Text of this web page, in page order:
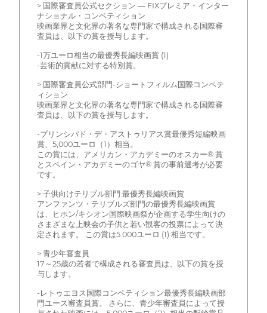
> 国際審査員公式セクション — FIXプレミア・インター
ナショナル・コンペティション
映画業界と文化界の著名な専門家で構成される国際審
査員は、以下の賞を授与します。
-1万ユーロ相当の最優秀長編映画賞 (1)
-芸術的貢献に対する特別賞。
> 国際審査員公式部門-ショートフィルム国際コンペテ
ィション
映画業界と文化界の著名な専門家で構成される国際審
査員は、以下の賞を授与します。
-プリンシパド・デ・アストゥリアス賞最優秀短編映画
賞、5,000ユーロ（1）相当。
この賞には、アメリカン・アカデミーのオスカー® 賞
とスペイン・アカデミーのゴヤ® 賞の事前選考が必要
です。
> 子供向けテリブル部門 最優秀長編映画賞
アンファンツ・テリブルズ部門の最優秀長編映画賞
は、ヒホン/キシオン国際映画祭が企画する学生向けの
さまざまな上映会の子供と若い観客の投票によって決
定されます。 この賞は5.000ユーロ (1) 相当です。
> 青少年審査員
17～25歳の若者で構成される審査員は、以下の賞を授
与します。
-レトゥエヨス国際コンペティション最優秀長編映画部
門ユース審査員賞。 さらに、青少年審査員によって授